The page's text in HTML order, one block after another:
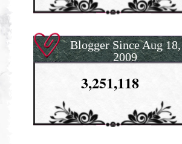
Blogger Since Aug 18,
2009
3,251,118